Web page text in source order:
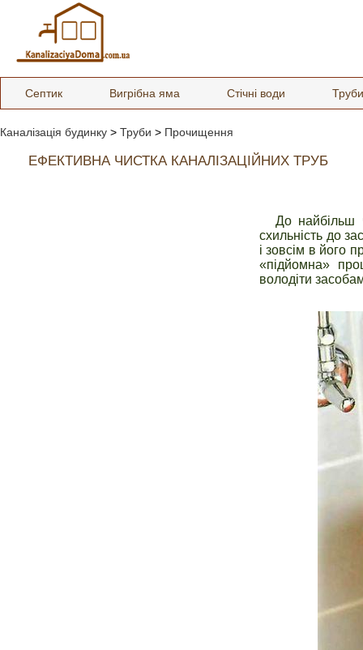
Септик Вигрібна яма Стічні води Труби
Каналізація будинку > Труби > Прочищення
ЕФЕКТИВНА ЧИСТКА КАНАЛІЗАЦІЙНИХ ТРУБ
До найбільш
схильність до
і зовсім в його
«підйомна»
володіти